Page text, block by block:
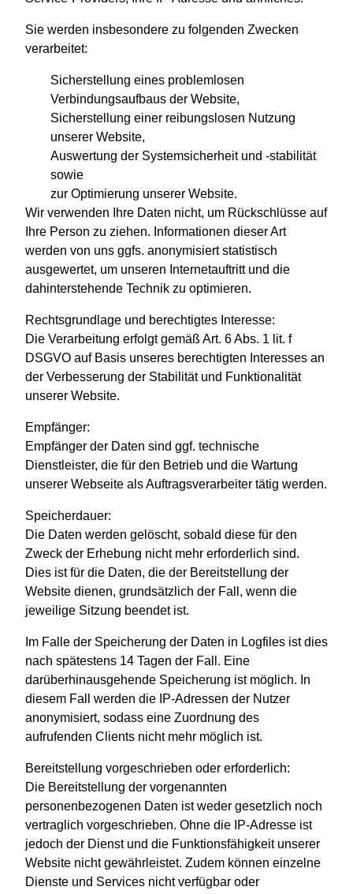
Sie werden insbesondere zu folgenden Zwecken
verarbeitet:
Sicherstellung eines problemlosen
Verbindungsaufbaus der Website,
Sicherstellung einer reibungslosen Nutzung
unserer Website,
Auswertung der Systemsicherheit und -stabilität
sowie
zur Optimierung unserer Website.
Wir verwenden Ihre Daten nicht, um Rückschlüsse auf
Ihre Person zu ziehen. Informationen dieser Art
werden von uns ggfs. anonymisiert statistisch
ausgewertet, um unseren Internetauftritt und die
dahinterstehende Technik zu optimieren.
Rechtsgrundlage und berechtigtes Interesse:
Die Verarbeitung erfolgt gemäß Art. 6 Abs. 1 lit. f
DSGVO auf Basis unseres berechtigten Interesses an
der Verbesserung der Stabilität und Funktionalität
unserer Website.
Empfänger:
Empfänger der Daten sind ggf. technische
Dienstleister, die für den Betrieb und die Wartung
unserer Webseite als Auftragsverarbeiter tätig werden.
Speicherdauer:
Die Daten werden gelöscht, sobald diese für den
Zweck der Erhebung nicht mehr erforderlich sind.
Dies ist für die Daten, die der Bereitstellung der
Website dienen, grundsätzlich der Fall, wenn die
jeweilige Sitzung beendet ist.
Im Falle der Speicherung der Daten in Logfiles ist dies
nach spätestens 14 Tagen der Fall. Eine
darüberhinausgehende Speicherung ist möglich. In
diesem Fall werden die IP-Adressen der Nutzer
anonymisiert, sodass eine Zuordnung des
aufrufenden Clients nicht mehr möglich ist.
Bereitstellung vorgeschrieben oder erforderlich:
Die Bereitstellung der vorgenannten
personenbezogenen Daten ist weder gesetzlich noch
vertraglich vorgeschrieben. Ohne die IP-Adresse ist
jedoch der Dienst und die Funktionsfähigkeit unserer
Website nicht gewährleistet. Zudem können einzelne
Dienste und Services nicht verfügbar oder